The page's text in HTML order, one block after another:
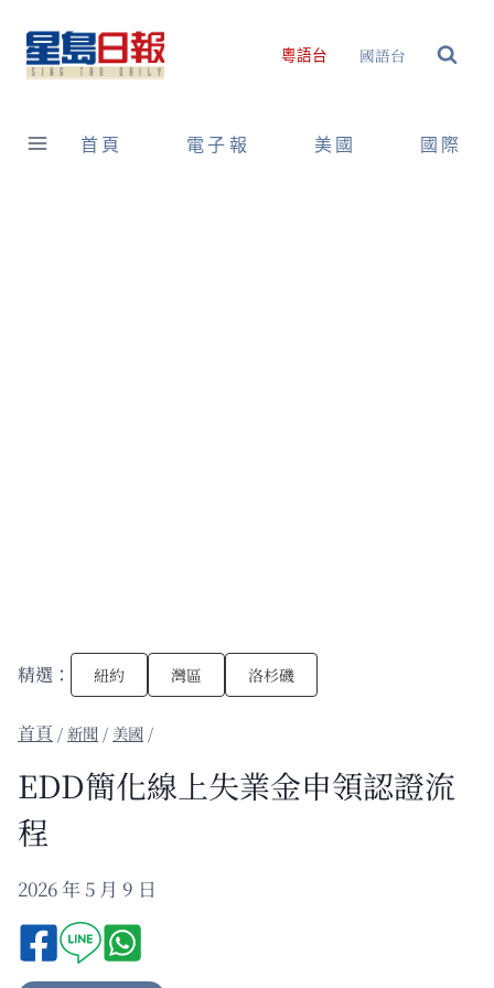
content
粵語台 國語台
首頁 電子報 美國 國際
精選： 紐約 灣區 洛杉磯
/新聞 / 美國 /
EDD簡化線上失業金申領認證流
程
2026 年 5 月 9 日